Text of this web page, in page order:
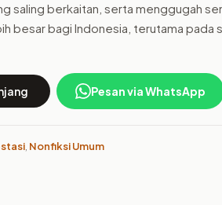
saling berkaitan, serta menggugah
besar bagi Indonesia, terutama pada
Pesan via WhatsApp
Nonfiksi Umum